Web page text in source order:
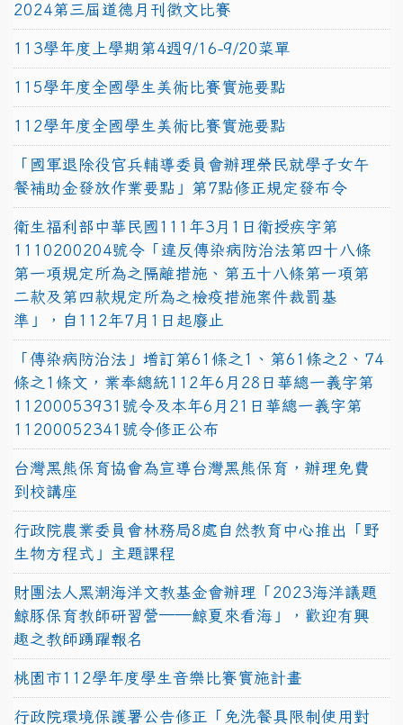
2024第三屆道德月刊徵文比賽
113學年度上學期第4週9/16-9/20菜單
115學年度全國學生美術比賽實施要點
112學年度全國學生美術比賽實施要點
「國軍退除役官兵輔導委員會辦理榮民就學子女午
餐補助金發放作業要點」第7點修正規定發布令
衛生福利部中華民國111年3月1日衛授疾字第
1110200204號令「違反傳染病防治法第四十八條
第一項規定所為之隔離措施、第五十八條第一項第
二款及第四款規定所為之檢疫措施案件裁罰基
準」，自112年7月1日起廢止
「傳染病防治法」增訂第61條之1、第61條之2、74
條之1條文，業奉總統112年6月28日華總一義字第
11200053931號令及本年6月21日華總一義字第
11200052341號令修正公布
台灣黑熊保育協會為宣導台灣黑熊保育，辦理免費
到校講座
行政院農業委員會林務局8處自然教育中心推出「野
生物方程式」主題課程
財團法人黑潮海洋文教基金會辦理「2023海洋議題
鯨豚保育教師研習營──鯨夏來看海」，歡迎有興
趣之教師踴躍報名
桃園市112學年度學生音樂比賽實施計畫
行政院環境保護署公告修正「免洗餐具限制使用對